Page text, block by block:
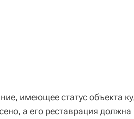
имеющее статус объекта
а его реставрация